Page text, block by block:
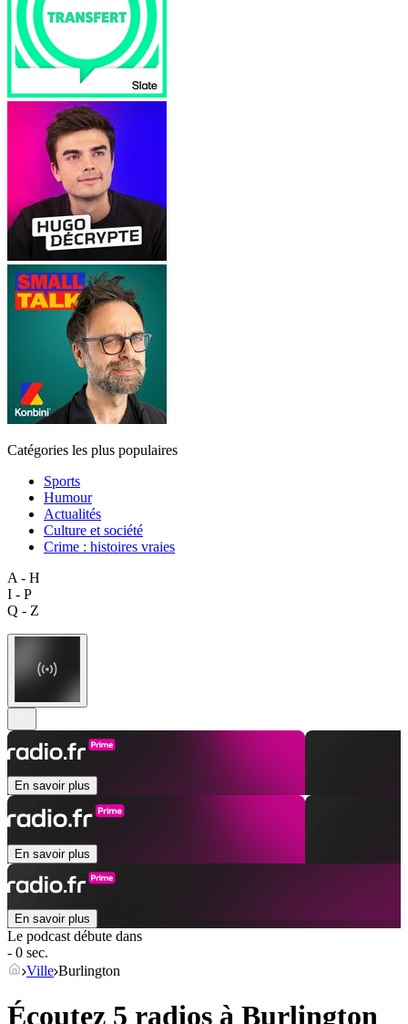
Catégories les plus populaires
Sports
Humour
Actualités
Culture et société
Crime : histoires vraies
A - H
I - P
Q - Z
En savoir plus
En savoir plus
En savoir plus
Le podcast débute dans
- 0 sec.
Ville Burlington
Écoutez 5 radios à Burlington